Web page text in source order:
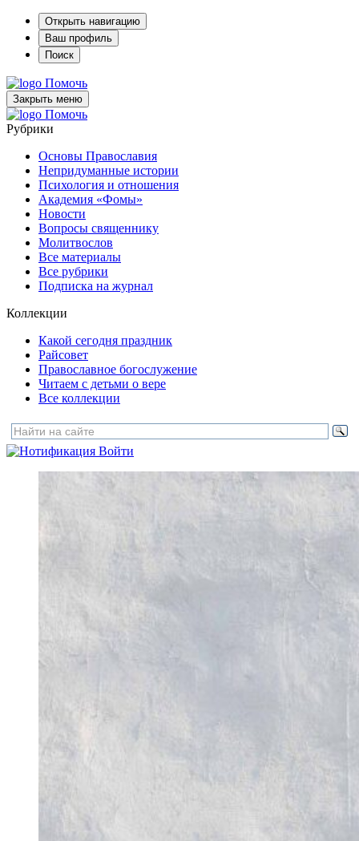
Открыть навигацию
Ваш профиль
Поиск
Помочь
Закрыть меню
Помочь
Рубрики
Основы Православия
Непридуманные истории
Психология и отношения
Академия «Фомы»
Новости
Вопросы священнику
Молитвослов
Все материалы
Все рубрики
Подписка на журнал
Коллекции
Какой сегодня праздник
Райсовет
Православное богослужение
Читаем с детьми о вере
Все коллекции
Войти